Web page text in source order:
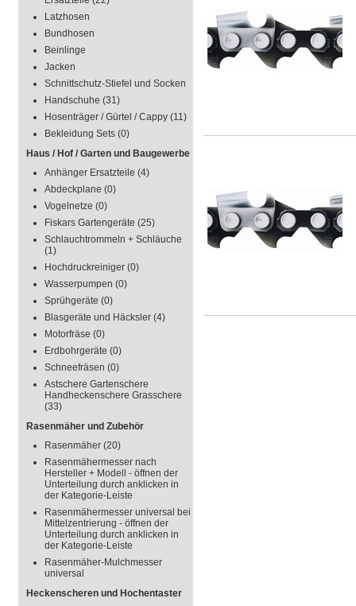
Latzhosen
Bundhosen
Beinlinge
Jacken
Schnittschutz-Stiefel und Socken
Handschuhe (31)
Hosenträger / Gürtel / Cappy (11)
Bekleidung Sets (0)
Haus / Hof / Garten und Baugewerbe
Anhänger Ersatzteile (4)
Abdeckplane (0)
Vogelnetze (0)
Fiskars Gartengeräte (25)
Schlauchtrommeln + Schläuche
(1)
Hochdruckreiniger (0)
Wasserpumpen (0)
Sprühgeräte (0)
Blasgeräte und Häcksler (4)
Motorfräse (0)
Erdbohrgeräte (0)
Schneefräsen (0)
Astschere Gartenschere
Handheckenschere Grasschere
(33)
Rasenmäher und Zubehör
Rasenmäher (20)
Rasenmähermesser nach
Hersteller + Modell - öffnen der
Unterteilung durch anklicken in
der Kategorie-Leiste
Rasenmähermesser universal bei
Mittelzentrierung - öffnen der
Unterteilung durch anklicken in
der Kategorie-Leiste
Rasenmäher-Mulchmesser
universal
Heckenscheren und Hochentaster